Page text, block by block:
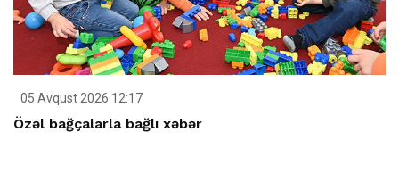
05 Avqust 2026 12:17
Özəl bağçalarla bağlı xəbər